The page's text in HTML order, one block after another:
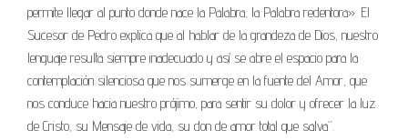
permite llegar al punto donde nace la Palabra, la Palabra redentora». El
Sucesor de Pedro explica que al hablar de la grandeza de Dios, nuestro
lenguaje resulta siempre inadecuado y así se abre el espacio para la
contemplación silenciosa que nos sumerge en la fuente del Amor, que
nos conduce hacia nuestro prójimo, para sentir su dolor y ofrecer la luz
de Cristo, su Mensaje de vida, su don de amor total que salva”.